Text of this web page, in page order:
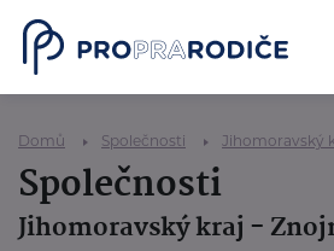
Domů Společnosti Jihomoravský
Společnosti
Jihomoravský kraj -